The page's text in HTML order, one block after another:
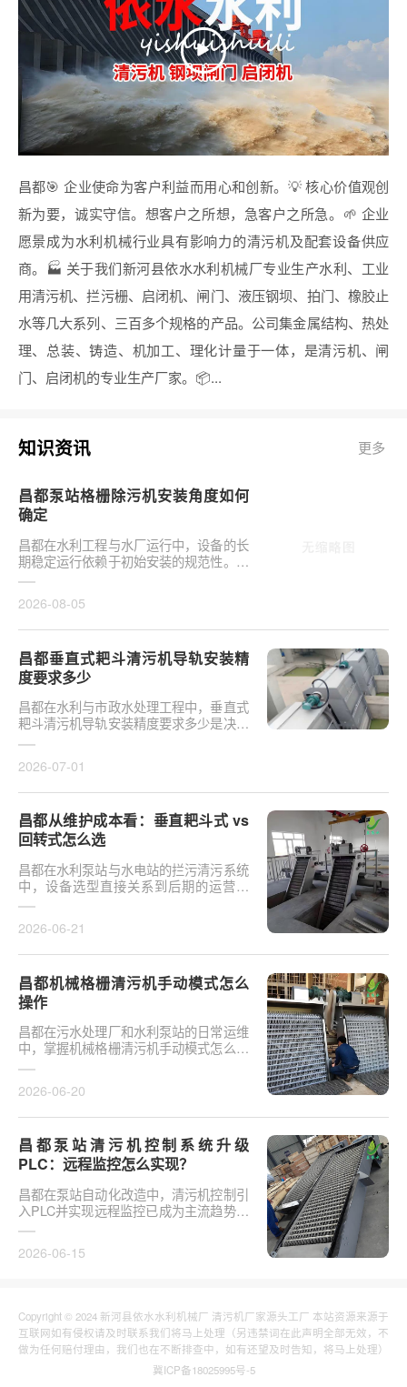
昌都🎯 企业使命为客户利益而用心和创新。💡 核心价值观创
新为要，诚实守信。想客户之所想，急客户之所急。🌱 企业
愿景成为水利机械行业具有影响力的清污机及配套设备供应
商。🏭 关于我们新河县依水水利机械厂专业生产水利、工业
用清污机、拦污栅、启闭机、闸门、液压钢坝、拍门、橡胶止
水等几大系列、三百多个规格的产品。公司集金属结构、热处
理、总装、铸造、机加工、理化计量于一体，是清污机、闸
门、启闭机的专业生产厂家。📦...
知识资讯 更多
昌都泵站格栅除污机安装角度如何
确定
昌都在水利工程与水厂运行中，设备的长
期稳定运行依赖于初始安装的规范性。对
于泵站核心拦污设备而言，其倾斜度直接
2026-08-05
昌都垂直式耙斗清污机导轨安装精
度要求多少
昌都在水利与市政水处理工程中，垂直式
耙斗清污机导轨安装精度要求多少是决定
设备运行平稳性的核心**。导轨作为耙斗
2026-07-01
昌都从维护成本看：垂直耙斗式 vs
回转式怎么选
昌都在水利泵站与水电站的拦污清污系统
中，设备选型直接关系到后期的运营开
支。探讨从维护成本看：垂直耙斗式 vs
2026-06-21
昌都机械格栅清污机手动模式怎么
操作
昌都在污水处理厂和水利泵站的日常运维
中，掌握机械格栅清污机手动模式怎么操
作是保障设备稳定运行的基础环节。以某
2026-06-20
昌都泵站清污机控制系统升级
PLC：远程监控怎么实现？
昌都在泵站自动化改造中，清污机控制引
入PLC并实现远程监控已成为主流趋势。
传统清污机多采用继电器硬接线，无法实
2026-06-15
Copyright © 2024 新河县依水水利机械厂 清污机厂家源头工厂 本站资源来源于
互联网如有侵权请及时联系我们将马上处理（另违禁词在此声明全部无效，不
做为任何赔付理由，我们也在不断排查中，如有还望及时告知，将马上处理）
冀ICP备18025995号-5